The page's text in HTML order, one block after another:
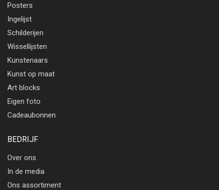
Posters
Ingelijst
Schilderijen
Wissellijsten
Kunstenaars
Kunst op maat
Art blocks
Eigen foto
Cadeaubonnen
BEDRIJF
Over ons
In de media
Ons assortiment